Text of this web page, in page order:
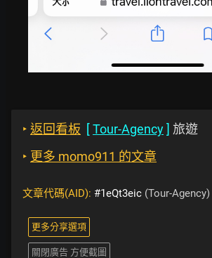
‣ 返回看板 [Tour-Agency] 旅遊
‣ 更多 momo911 的文章
文章代碼(AID): #1eQt3eic (Tour-Agency)
更多分享選項
關閉廣告 方便截圖